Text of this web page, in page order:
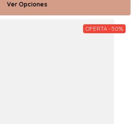
Ver Opciones
OFERTA -50%